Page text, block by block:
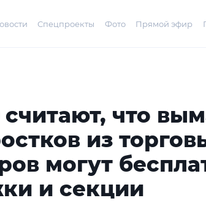
Спецпроекты Фото Прямой эфир
что
из
могут
и секции